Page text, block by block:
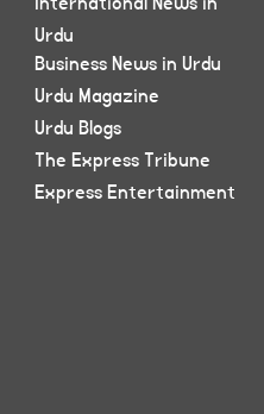
Urdu
Business News in Urdu
Urdu Magazine
Urdu Blogs
The Express Tribune
Express Entertainment